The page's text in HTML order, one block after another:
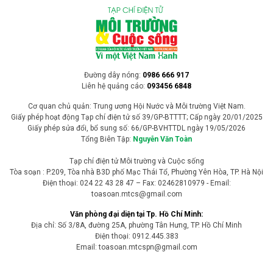
Đường dây nóng: 0986 666 917
Liên hệ quảng cáo: 093456 6848
Cơ quan chủ quản: Trung ương Hội Nước và Môi trường Việt Nam.
Giấy phép hoạt động Tạp chí điện tử số 39/GP-BTTTT; Cấp ngày 20/01/2025
Giấy phép sửa đổi, bổ sung số: 66/GP-BVHTTDL ngày 19/05/2026
Tổng Biên Tập: Nguyễn Văn Toàn
Tạp chí điện tử Môi trường và Cuộc sống
Tòa soạn : P.209, Tòa nhà B3D phố Mạc Thái Tổ, Phường Yên Hòa, TP. Hà Nội
Điện thoại: 024 22 43 28 47 – Fax: 02462810979 - Email:
toasoan.mtcs@gmail.com
Văn phòng đại diện tại Tp. Hồ Chí Minh:
Địa chỉ: Số 3/8A, đường 25A, phường Tân Hưng, TP. Hồ Chí Minh
Điện thoại: 0912.445.383
Email: toasoan.mtcspn@gmail.com